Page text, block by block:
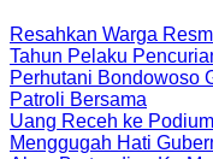
Resahkan Warga
Tahun Pelaku
Perhutani Bondowoso
Patroli Bersama
Uang Receh ke
Menggugah Hati